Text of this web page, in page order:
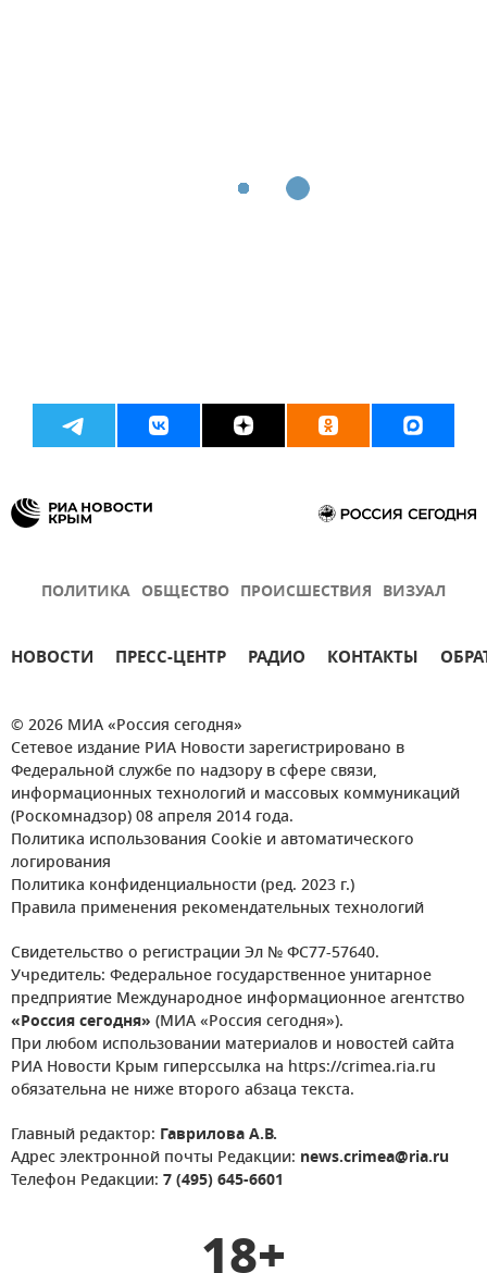
ПОЛИТИКА ОБЩЕСТВО ПРОИСШЕСТВИЯ ВИЗУАЛ
НОВОСТИ ПРЕСС-ЦЕНТР РАДИО КОНТАКТЫ
© 2026 МИА «Россия сегодня»
Сетевое издание РИА Новости зарегистрировано в
Федеральной службе по надзору в сфере связи,
информационных технологий и массовых коммуникаций
(Роскомнадзор) 08 апреля 2014 года.
Политика использования Cookie и автоматического
логирования
Политика конфиденциальности (ред. 2023 г.)
Правила применения рекомендательных технологий
Свидетельство о регистрации Эл № ФС77-57640.
Учредитель: Федеральное государственное унитарное
предприятие Международное информационное агентство
«Россия сегодня» (МИА «Россия сегодня»).
При любом использовании материалов и новостей сайта
РИА Новости Крым гиперссылка на https://crimea.ria.ru
обязательна не ниже второго абзаца текста.
Главный редактор: Гаврилова А.В.
Адрес электронной почты Редакции: news.crimea@ria.ru
Телефон Редакции: 7 (495) 645-6601